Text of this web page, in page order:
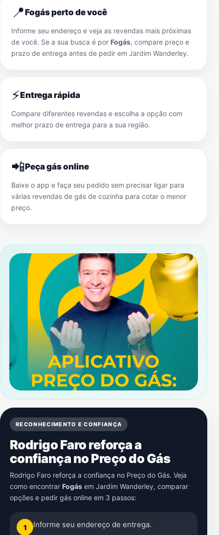
📍Fogás perto de você
Informe seu endereço e veja as revendas mais próximas
de você. Se a sua busca é por Fogás, compare preço e
prazo de entrega antes de pedir em Jardim Wanderley.
⚡Entrega rápida
Compare diferentes revendas e escolha a opção com
melhor prazo de entrega para a sua região.
📲Peça gás online
Baixe o app e faça seu pedido sem precisar ligar para
várias revendas de gás de cozinha para cotar o menor
preço.
RECONHECIMENTO E CONFIANÇA
Rodrigo Faro reforça a
confiança no Preço do Gás
Rodrigo Faro reforça a confiança no Preço do Gás. Veja
como encontrar Fogás em Jardim Wanderley, comparar
opções e pedir gás online em 3 passos:
1 Informe seu endereço de entrega.